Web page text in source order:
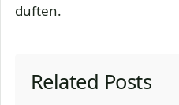
duften.
Related Posts